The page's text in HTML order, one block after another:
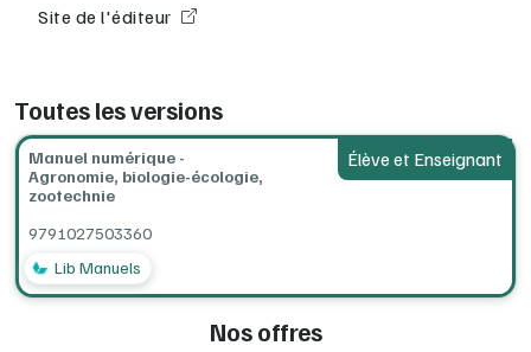
écologie et zootechnie, complétés par des synthèses visuelles
connaissances acquises de façon décloisonnée pour laisser la
part belle aux activités, à l’échange et au débat.
Ressources complémentaires :
infographies, articles,
vidéos, protocoles de TP, exercices et études de cas
Une licence enseignant offerte pour 15 licences achetées.
Site de l'éditeur
Toutes les versions
Élève et Enseignant
Manuel numérique -
Agronomie, biologie-écologie,
zootechnie
9791027503360
Lib Manuels
Nos offres